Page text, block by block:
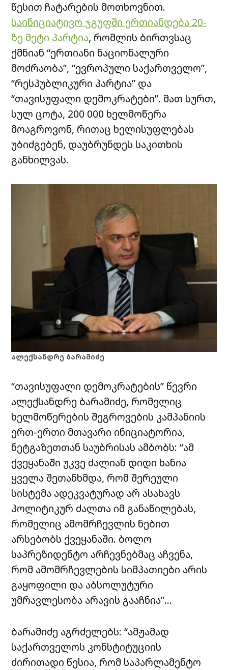
წესით ჩატარების მოთხოვნით.
საინიციატივო ჯგუფში ერთიანდება 20-
ზე მეტი პარტია, რომლის ბირთვსაც
ქმნიან “ერთიანი ნაციონალური
მოძრაობა”, “ევროპული საქართველო”,
“რესპუბლიკური პარტია” და
“თავისუფალი დემოკრატები”. მათ სურთ,
სულ ცოტა, 200 000 ხელმოწერა
მოაგროვონ, რითაც ხელისუფლებას
უბიძგებენ, დაუბრუნდეს საკითხის
განხილვას.
ალექსანდრე ბარამიძე
“თავისუფალი დემოკრატების” წევრი
ალექსანდრე ბარამიძე, რომელიც
ხელმოწერების შეგროვების კამპანიის
ერთ-ერთი მთავარი ინიციატორია,
ნეტგაზეთთან საუბრისას ამბობს: “ამ
ქვეყანაში უკვე ძალიან დიდი ხანია
ყველა შეთანხმდა, რომ შერეული
სისტემა ადეკვატურად არ ასახავს
პოლიტიკურ ძალთა იმ განაწილებას,
რომელიც ამომრჩევლის ნებით
არსებობს ქვეყანაში. ბოლო
საპრეზიდენტო არჩევნებმაც აჩვენა,
რომ ამომრჩევლების სიმპათიები არის
გაყოფილი და აბსოლუტური
უმრავლესობა არავის გააჩნია”…
ბარამიძე აგრძელებს: “ამჟამად
საქართველოს კონსტიტუციის
ძირითადი წესია, რომ საპარლამენტო